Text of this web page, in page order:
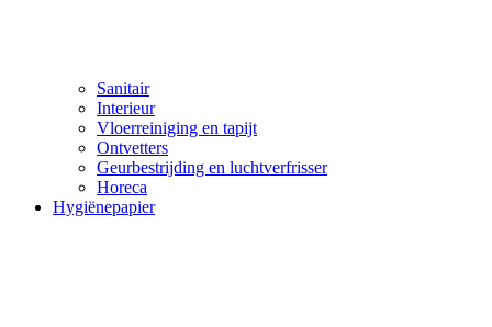
Sanitair
Interieur
Vloerreiniging en tapijt
Ontvetters
Geurbestrijding en luchtverfrisser
Horeca
Hygiënepapier